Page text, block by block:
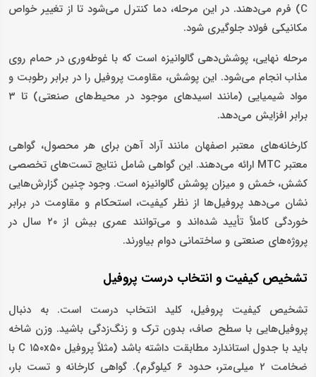
C) فرم می‌دهند. در این مرحله، دما کنترل می‌شود تا از تغییر خواص
مکانیکی فولاد جلوگیری شود.
مرحله نهایی، پوشش‌دهی گالوانیزه است که با غوطه‌وری در حمام روی
مذاب انجام می‌شود. این پوشش، مقاومت پروفیل را در برابر رطوبت و
مواد شیمیایی (مانند اسیدهای موجود در محیط‌های صنعتی) تا ۳
برابر افزایش می‌دهد.
کارخانه‌های معتبر اصفهان مانند آراد آهن برای هر محصول، گواهی
معتبر MTC ارائه می‌دهند. این گواهی شامل نتایج تست‌های تخصصی
کشش، خمش و میزان پوشش گالوانیزه است. وجود چنین گزارش‌هایی
نشان می‌دهد پروفیل‌ها از نظر کیفیت، استحکام و مقاومت در برابر
خوردگی کاملاً تأیید شده‌اند و می‌توانند عمری بیش از ۲۰ سال در
پروژه‌های صنعتی و ساختمانی دوام بیاورند.
تشخیص کیفیت و انتخاب درست پروفیل
تشخیص کیفیت پروفیل، کلید انتخاب درست است. به دنبال
پروفیل‌هایی با سطح صاف، بدون ترک و زنگ‌زدگی باشید. وزن شاخه
باید با جدول استاندارد مطابقت داشته باشد (مثلاً پروفیل C ۱۵۰x۵۰ با
ضخامت ۲ میلی‌متر، حدود ۶ کیلوگرم). گواهی کارخانه و تست بار،